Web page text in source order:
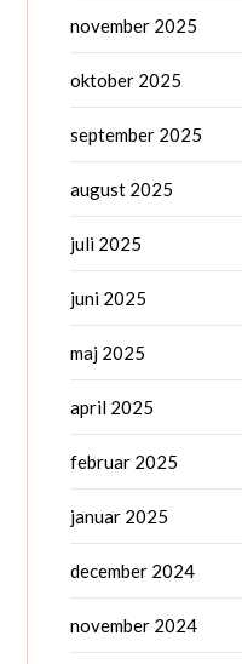
november 2025
oktober 2025
september 2025
august 2025
juli 2025
juni 2025
maj 2025
april 2025
februar 2025
januar 2025
december 2024
november 2024